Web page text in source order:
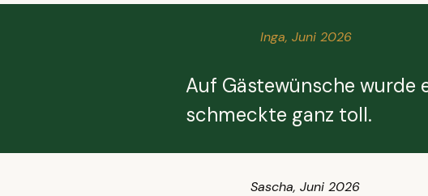
Inga, Juni 2026
Auf Gästewünsche wurde
schmeckte ganz toll.
Sascha, Juni 2026